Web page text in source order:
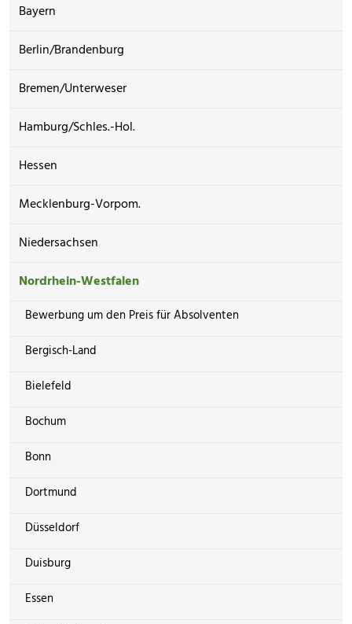
Bayern
Berlin/Brandenburg
Bremen/Unterweser
Hamburg/Schles.-Hol.
Hessen
Mecklenburg-Vorpom.
Niedersachsen
Nordrhein-Westfalen
Bewerbung um den Preis für Absolventen
Bergisch-Land
Bielefeld
Bochum
Bonn
Dortmund
Düsseldorf
Duisburg
Essen